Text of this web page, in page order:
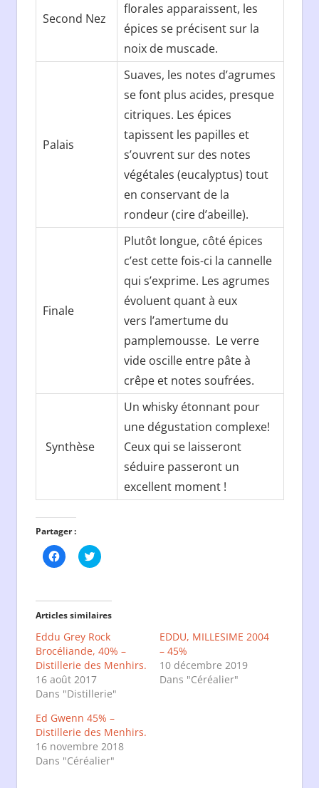
Second Nez
florales apparaissent, les
épices se précisent sur la
noix de muscade.
Palais
Suaves, les notes d’agrumes
se font plus acides, presque
citriques. Les épices
tapissent les papilles et
s’ouvrent sur des notes
végétales (eucalyptus) tout
en conservant de la
rondeur (cire d’abeille).
Finale
Plutôt longue, côté épices
c’est cette fois-ci la cannelle
qui s’exprime. Les agrumes
évoluent quant à eux
vers l’amertume du
pamplemousse. Le verre
vide oscille entre pâte à
crêpe et notes soufrées.
Synthèse
Un whisky étonnant pour
une dégustation complexe!
Ceux qui se laisseront
séduire passeront un
excellent moment !
Partager :
Cliquez
pour
dans
une
nouvelle
Cliquez
pour
dans
une
nouvelle
Articles similaires
Eddu Grey Rock
Brocéliande, 40% –
Distillerie des Menhirs.
16 août 2017
Dans "Distillerie"
EDDU, MILLESIME 2004
– 45%
10 décembre 2019
Dans "Céréalier"
Ed Gwenn 45% –
Distillerie des Menhirs.
16 novembre 2018
Dans "Céréalier"